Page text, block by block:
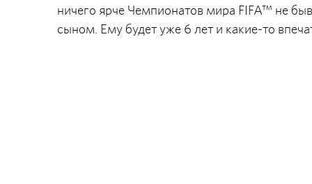
ничего ярче Чемпионатов мира FIFA™ не
сыном. Ему будет уже 6 лет и какие-то